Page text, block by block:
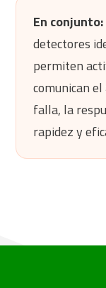
En conjunto:
detectores
permiten
comunican
falla, la
rapidez y